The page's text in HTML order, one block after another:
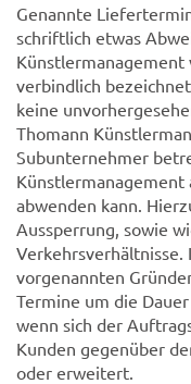
Genannte
schriftlich etwas
verbindlich
keine
Thomann
Subunternehmer
abwenden kann.
Aussperrung, sowie
Verkehrsverhältnisse.
vorgenannten
Termine um die
wenn sich der
Kunden gegenüber
oder erweitert.